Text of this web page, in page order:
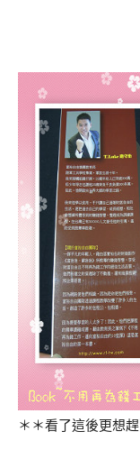
＊＊看了這後更想